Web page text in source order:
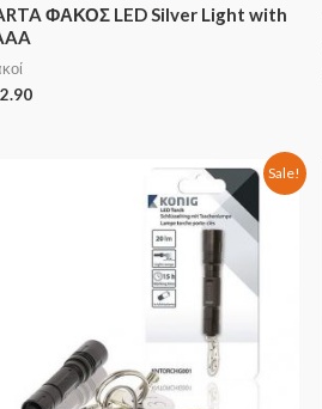
ΦΑΚΟΣ LED Silver Light with
Sale!